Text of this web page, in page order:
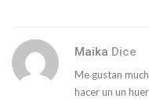
Maika Dice
Me gustan
hacer un un